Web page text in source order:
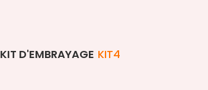
KIT D'EMBRAYAGE KIT4